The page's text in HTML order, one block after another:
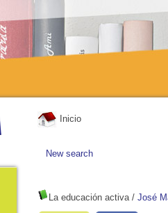
Inicio
New search
La educación activa/ José